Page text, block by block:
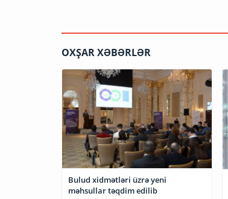
OXŞAR XƏBƏRLƏR
Bulud xidmətləri üzrə yeni
məhsullar təqdim edilib